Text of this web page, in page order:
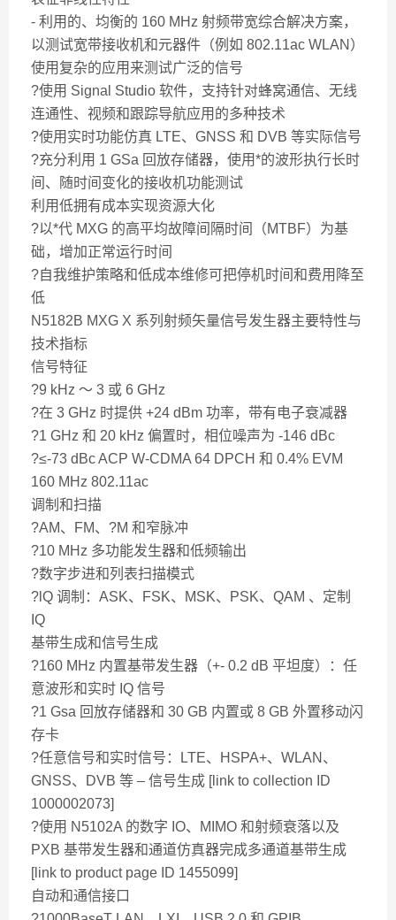
- 利用的、均衡的 160 MHz 射频带宽综合解决方案，
以测试宽带接收机和元器件（例如 802.11ac WLAN）
使用复杂的应用来测试广泛的信号
?使用 Signal Studio 软件，支持针对蜂窝通信、无线
连通性、视频和跟踪导航应用的多种技术
?使用实时功能仿真 LTE、GNSS 和 DVB 等实际信号
?充分利用 1 GSa 回放存储器，使用*的波形执行长时
间、随时间变化的接收机功能测试
利用低拥有成本实现资源大化
?以*代 MXG 的高平均故障间隔时间（MTBF）为基
础，增加正常运行时间
?自我维护策略和低成本维修可把停机时间和费用降至
低
N5182B MXG X 系列射频矢量信号发生器主要特性与
技术指标
信号特征
?9 kHz ～ 3 或 6 GHz
?在 3 GHz 时提供 +24 dBm 功率，带有电子衰减器
?1 GHz 和 20 kHz 偏置时，相位噪声为 -146 dBc
?≤-73 dBc ACP W-CDMA 64 DPCH 和 0.4% EVM
160 MHz 802.11ac
调制和扫描
?AM、FM、?M 和窄脉冲
?10 MHz 多功能发生器和低频输出
?数字步进和列表扫描模式
?lQ 调制：ASK、FSK、MSK、PSK、QAM 、定制
IQ
基带生成和信号生成
?160 MHz 内置基带发生器（+- 0.2 dB 平坦度）：任
意波形和实时 IQ 信号
?1 Gsa 回放存储器和 30 GB 内置或 8 GB 外置移动闪
存卡
?任意信号和实时信号：LTE、HSPA+、WLAN、
GNSS、DVB 等 – 信号生成 [link to collection ID
1000002073]
?使用 N5102A 的数字 IO、MIMO 和射频衰落以及
PXB 基带发生器和通道仿真器完成多通道基带生成
[link to product page ID 1455099]
自动和通信接口